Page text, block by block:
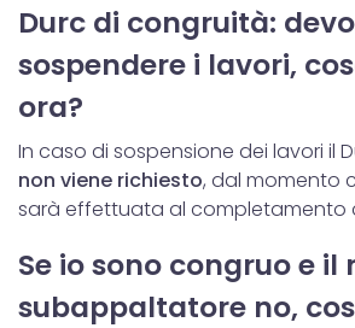
Durc di congruità: devo
sospendere i lavori,
ora?
In caso di sospensione dei lavori il
non viene richiesto, dal momento
sarà effettuata al completamento
Se io sono congruo e il
subappaltatore no,